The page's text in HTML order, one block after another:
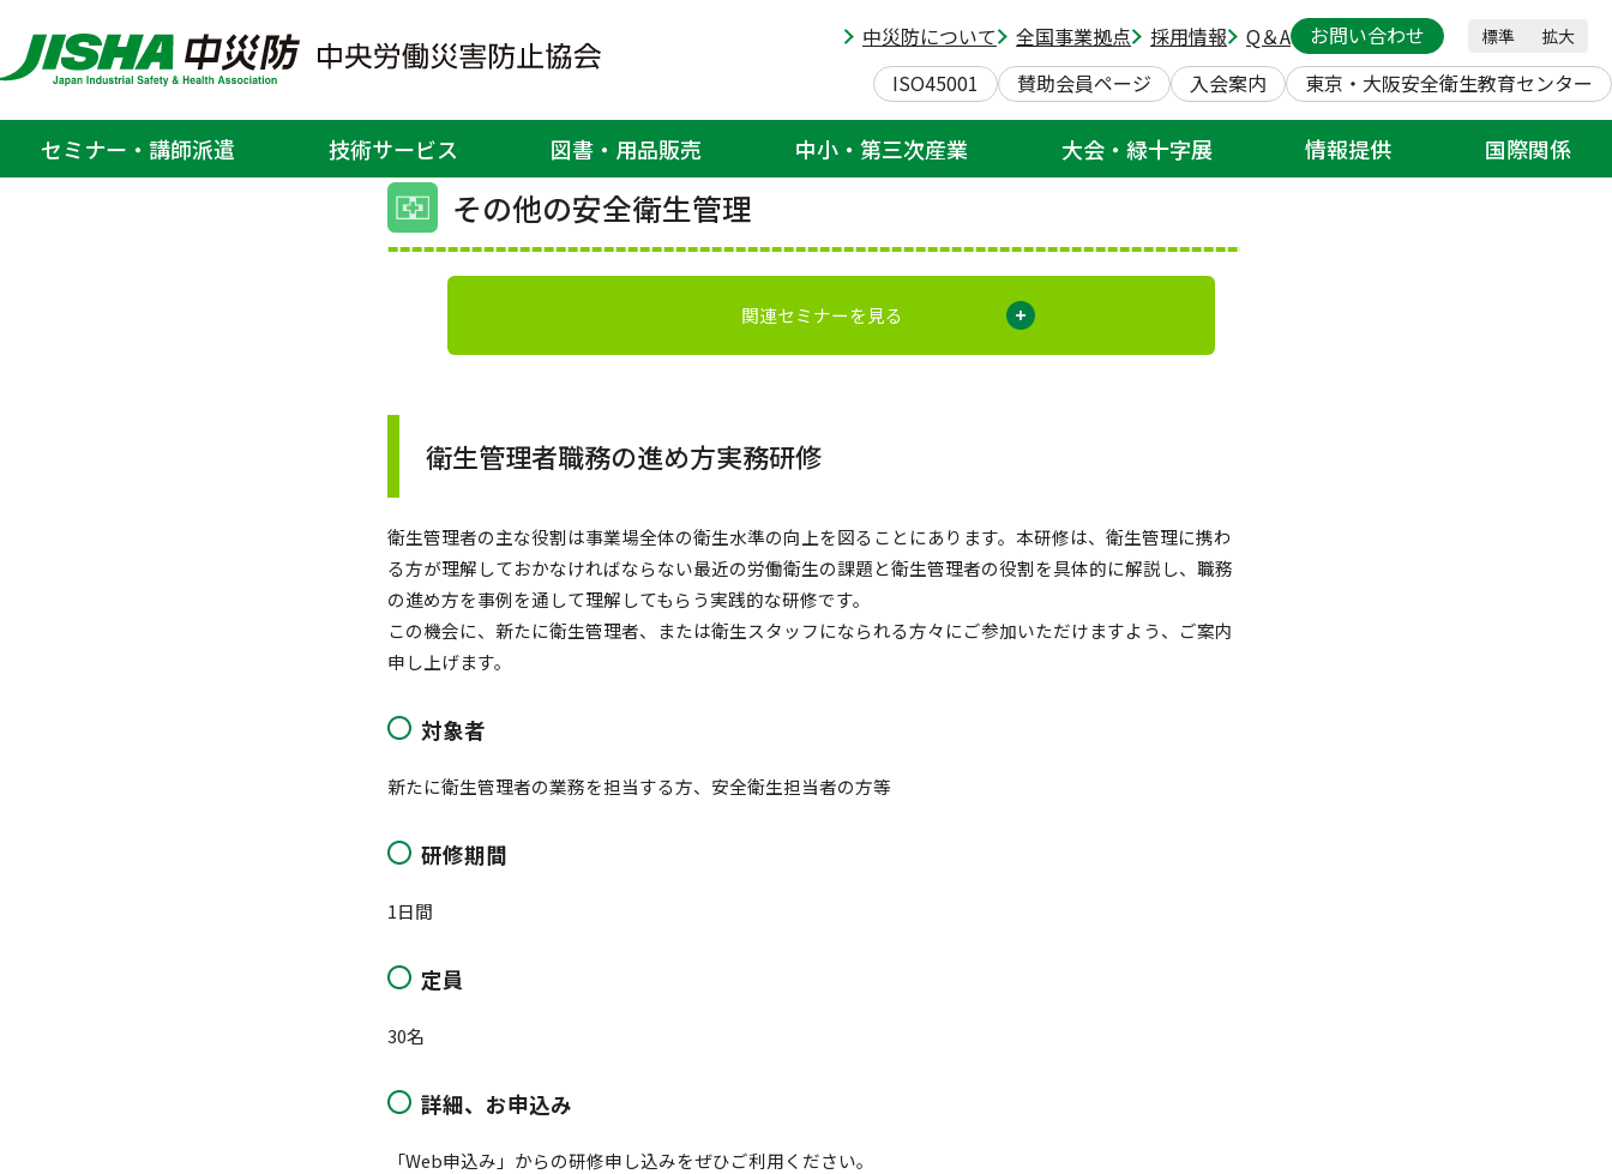
中災防について 全国事業拠点 採用情報 Q＆A お問い合わせ 標準 拡大
ISO45001 賛助会員ページ 入会案内 東京・大阪安全衛生教育センター
セミナー・講師派遣 技術サービス 図書・用品販売 中小・第三次産業 大会・緑十字展 情報提供 国際関係
関東安全衛生サービスセンター
その他の安全衛生管理
関連セミナーを見る
衛生管理者職務の進め方実務研修
衛生管理者の主な役割は事業場全体の衛生水準の向上を図ることにあります。本研修は、衛生管理に携わ
る方が理解しておかなければならない最近の労働衛生の課題と衛生管理者の役割を具体的に解説し、職務
の進め方を事例を通して理解してもらう実践的な研修です。
この機会に、新たに衛生管理者、または衛生スタッフになられる方々にご参加いただけますよう、ご案内
申し上げます。
対象者
新たに衛生管理者の業務を担当する方、安全衛生担当者の方等
研修期間
1日間
定員
30名
詳細、お申込み
「Web申込み」からの研修申し込みをぜひご利用ください。